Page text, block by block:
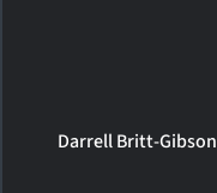
Darrell Britt-Gibson